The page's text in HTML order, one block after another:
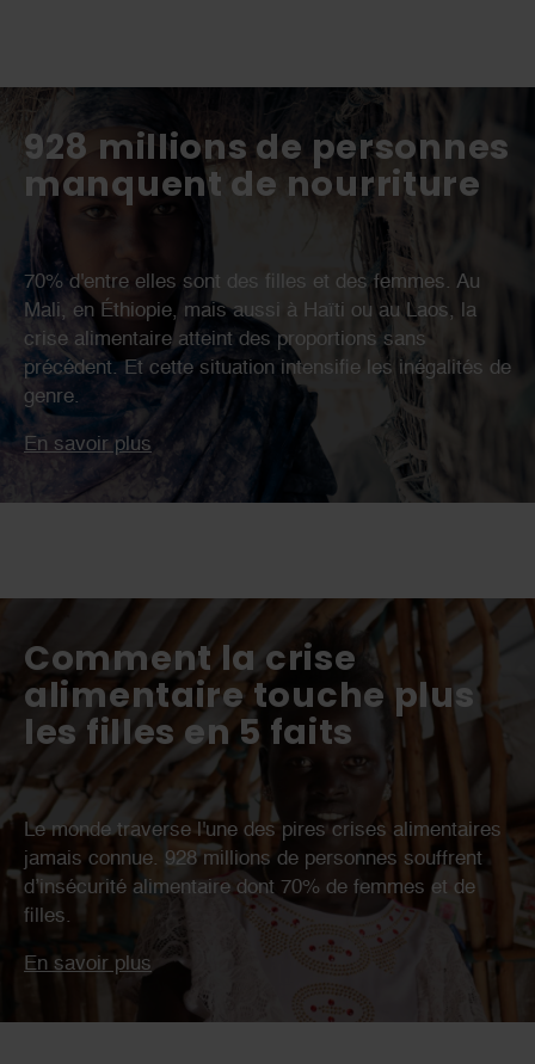
928 millions de personnes
manquent de nourriture
70% d'entre elles sont des filles et des femmes. Au
Mali, en Éthiopie, mais aussi à Haïti ou au Laos, la
crise alimentaire atteint des proportions sans
précédent. Et cette situation intensifie les inégalités de
genre.
En savoir plus
Comment la crise
alimentaire touche plus
les filles en 5 faits
Le monde traverse l'une des pires crises alimentaires
jamais connue. 928 millions de personnes souffrent
d’insécurité alimentaire dont 70% de femmes et de
filles.
En savoir plus